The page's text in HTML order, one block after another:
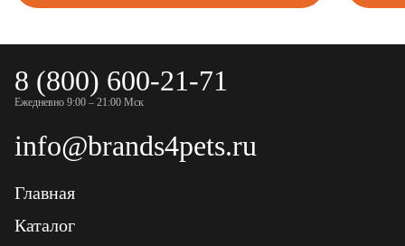
8 (800) 600-21-71
Ежедневно 9:00 – 21:00 Мск
info@brands4pets.ru
Главная
Каталог